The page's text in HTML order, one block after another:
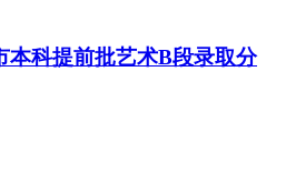
本科提前批艺术B段录取分